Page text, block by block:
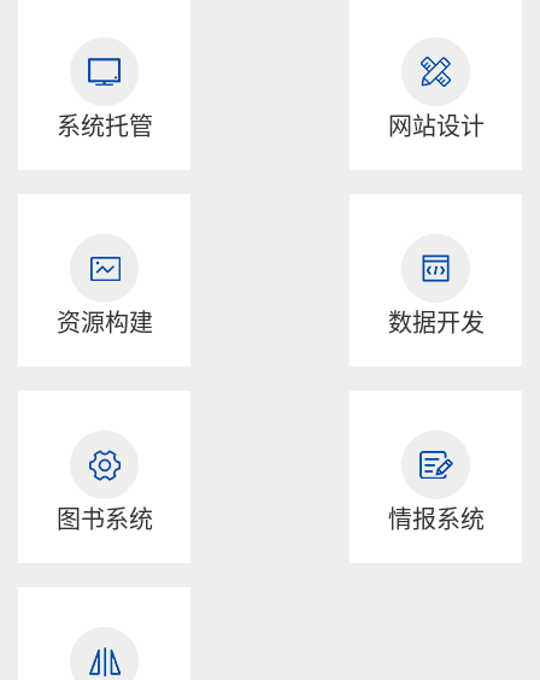
系统托管 网站设计
资源构建 数据开发
图书系统 情报系统